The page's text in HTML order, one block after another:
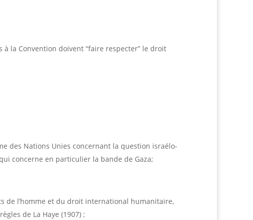
la Convention doivent “faire respecter” le droit
des Nations Unies concernant la question israélo-
concerne en particulier la bande de Gaza;
de l’homme et du droit international humanitaire,
de La Haye (1907) ;